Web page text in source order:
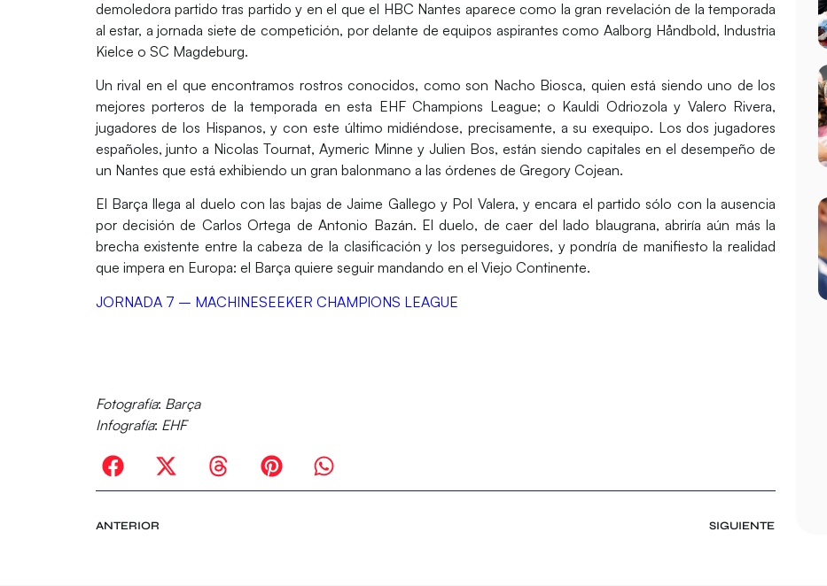
demoledora partido tras partido y en el que el HBC Nantes aparece como la gran revelación de la temporada
al estar, a jornada siete de competición, por delante de equipos aspirantes comoAalborg Håndbold, Industria
Kielce o SC Magdeburg.
Un rival en el que encontramos rostros conocidos, como son Nacho Biosca, quien está siendo uno de los
mejores porteros de la temporada en esta EHF Champions League; o Kauldi Odriozola y Valero Rivera,
jugadores de los Hispanos, y con este último midiéndose, precisamente, a su exequipo. Los dos jugadores
españoles, junto a Nicolas Tournat,Aymeric Minne yJulien Bos, están siendo capitales en el desempeño de
un Nantes que está exhibiendo un gran balonmano a las órdenes de Gregory Cojean.
El Barça llega al duelo con las bajas deJaime Gallego y Pol Valera, y encara el partido sólo con la ausencia
por decisión de Carlos Ortega deAntonio Bazán. El duelo, de caer del lado blaugrana, abriría aún más la
brecha existente entre la cabeza de la clasificación y los perseguidores, y pondría de manifiesto la realidad
que impera en Europa: el Barça quiere seguir mandando en el Viejo Continente.
JORNADA 7 – MACHINESEEKER CHAMPIONS LEAGUE
Fotografía: Barça
Infografía: EHF
ANTERIOR SIGUIENTE